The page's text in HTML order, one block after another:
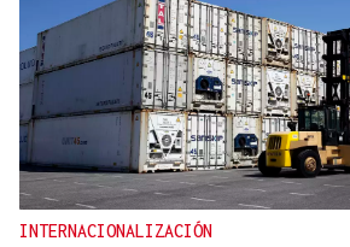
INTERNACIONALIZACIÓN